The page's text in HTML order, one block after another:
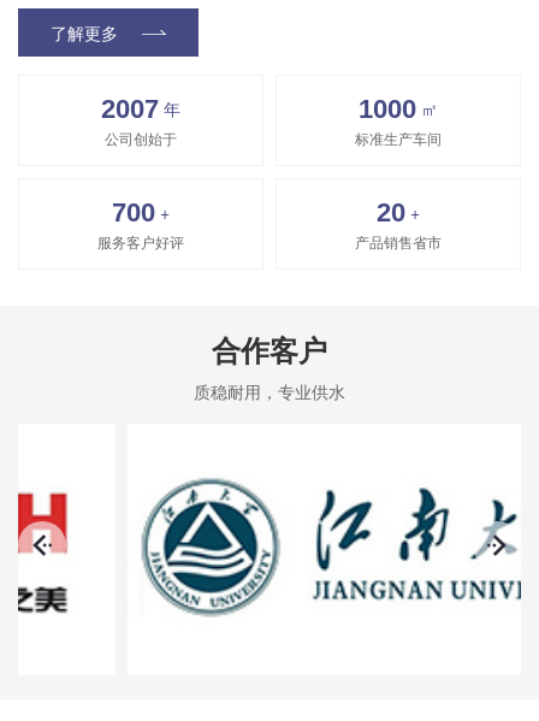
了解更多
2007 年
公司创始于
1000 ㎡
标准生产车间
700 +
服务客户好评
20 +
产品销售省市
合作客户
质稳耐用，专业供水